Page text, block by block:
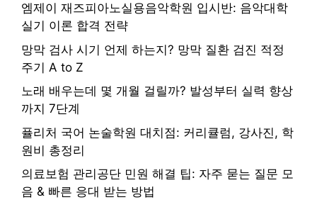
엠제이 재즈피아노실용음악학원 입시반: 음악대학
실기 이론 합격 전략
망막 검사 시기 언제 하는지? 망막 질환 검진 적정
주기 A to Z
노래 배우는데 몇 개월 걸릴까? 발성부터 실력 향상
까지 7단계
퓰리처 국어 논술학원 대치점: 커리큘럼, 강사진, 학
원비 총정리
의료보험 관리공단 민원 해결 팁: 자주 묻는 질문 모
음 & 빠른 응대 받는 방법